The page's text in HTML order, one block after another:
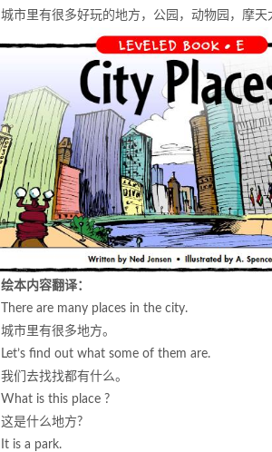
城市里有很多好玩的地方，公园，动物园，摩天
绘本内容翻译：
There are many places in the city.
城市里有很多地方。
Let’s find out what some of them are.
我们去找找都有什么。
What is this place ?
这是什么地方?
It is a park.